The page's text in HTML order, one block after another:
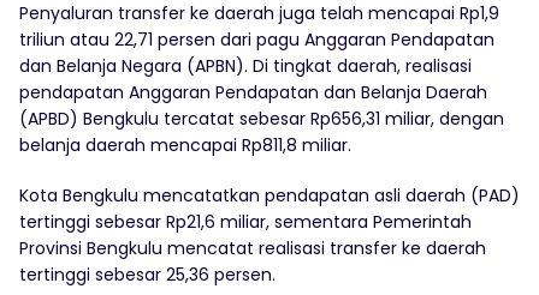
Penyaluran transfer ke daerah juga telah mencapai Rp1,9
triliun atau 22,71 persen dari pagu Anggaran Pendapatan
dan Belanja Negara (APBN). Di tingkat daerah, realisasi
pendapatan Anggaran Pendapatan dan Belanja Daerah
(APBD) Bengkulu tercatat sebesar Rp656,31 miliar, dengan
belanja daerah mencapai Rp811,8 miliar.
Kota Bengkulu mencatatkan pendapatan asli daerah (PAD)
tertinggi sebesar Rp21,6 miliar, sementara Pemerintah
Provinsi Bengkulu mencatat realisasi transfer ke daerah
tertinggi sebesar 25,36 persen.